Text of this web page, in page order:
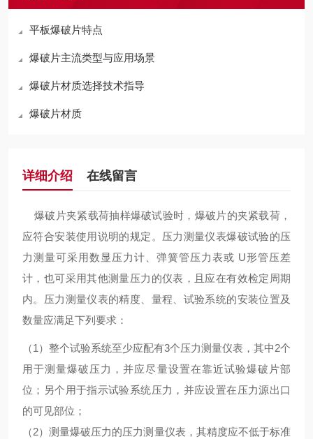
平板爆破片特点
爆破片主流类型与应用场景
爆破片材质选择技术指导
爆破片材质
详细介绍 在线留言
爆破片夹紧载荷抽样爆破试验时，爆破片的夹紧载荷，
应符合安装使用说明的规定。压力测量仪表爆破试验的压
力测量可采用数显压力计、弹簧管压力表或 U形管压差
计，也可采用其他测量压力的仪表，且应在有效检定周期
内。压力测量仪表的精度、量程、试验系统的安装位置及
数量应满足下列要求：
（1）整个试验系统至少应配有3个压力测量仪表，其中2个
用于测量爆破压力，并应尽量设置在靠近试验爆破片部
位；另个用于指示试验系统压力，并应设置在压力源出口
的可见部位；
（2）测量爆破压力的压力测量仪表，其精度应不低于标准